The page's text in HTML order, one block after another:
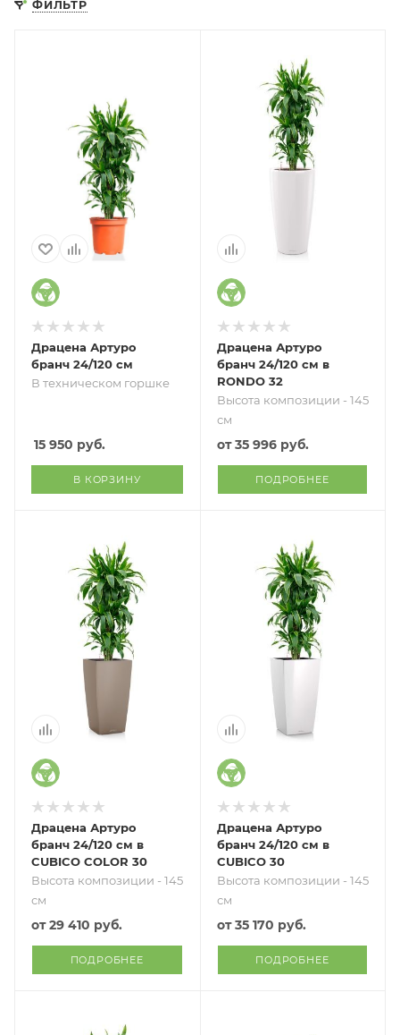
ФИЛЬТР
Драцена Артуро
бранч 24/120 см
В техническом горшке
15 950 руб.
В КОРЗИНУ
Драцена Артуро
бранч 24/120 см в
RONDO 32
Высота композиции - 145
см
от35 996 руб.
ПОДРОБНЕЕ
Драцена Артуро
бранч 24/120 см в
CUBICO COLOR 30
Высота композиции - 145
см
от29 410 руб.
ПОДРОБНЕЕ
Драцена Артуро
бранч 24/120 см в
CUBICO 30
Высота композиции - 145
см
от35 170 руб.
ПОДРОБНЕЕ